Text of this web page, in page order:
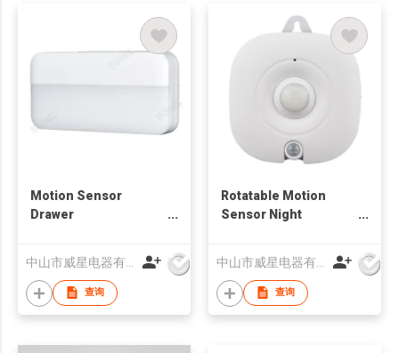
Motion Sensor
Drawer
查询
Rotatable Motion
Sensor Night
查询